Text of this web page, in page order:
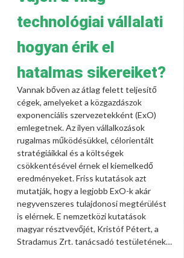
technológiai vállalati
hogyan érik el
hatalmas sikereiket?
Vannak bőven az átlag felett teljesítő
cégek, amelyeket a közgazdászok
exponenciális szervezetekként (ExO)
emlegetnek. Az ilyen vállalkozások
rugalmas működésükkel, célorientált
stratégiáikkal és a költségek
csökkentésével érnek el kiemelkedő
eredményeket. Friss kutatások azt
mutatják, hogy a legjobb ExO-k akár
negyvenszeres tulajdonosi megtérülést
is elérnek. E nemzetközi kutatások
magyar résztvevőjét, Kristóf Pétert, a
Stradamus Zrt. tanácsadó testületének…